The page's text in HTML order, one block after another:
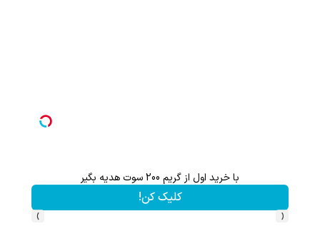
کلیک کن!
‹
›